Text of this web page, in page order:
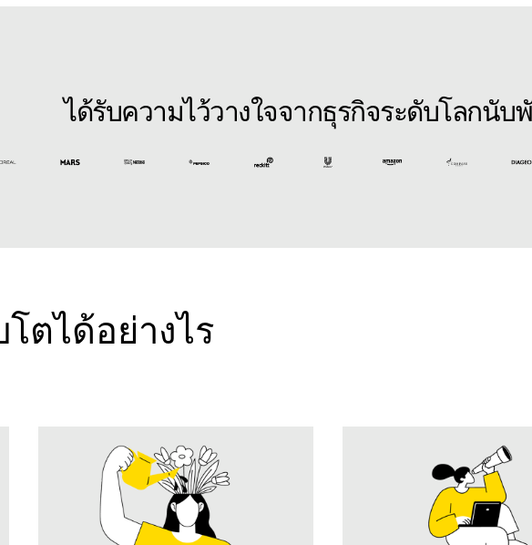
ได้รับความไว้วางใจจากธุรกิจระดับโลกนับ
ตได้อย่างไร